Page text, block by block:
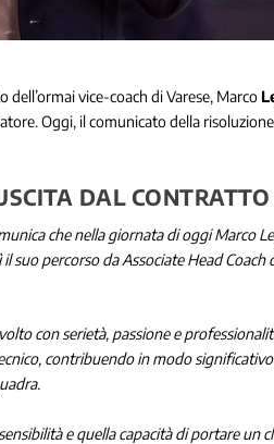
vice-coach di Varese, Marco
Oggi, il comunicato della
DAL
che nella giornata di oggi Marco
suo percorso da Associate Head
con serietà, passione e
contribuendo in modo
e quella capacità di portare un